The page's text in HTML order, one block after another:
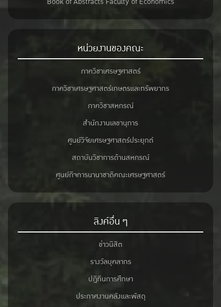
หน่วยงานของคณะ
ภาควิชาเศรษฐศาสตร์
ภาควิชาเศรษฐศาสตร์เกษตรและทรัพยากร
ภาควิชาสหกรณ์
สำนักงานเลขานุการ
ศูนย์วิจัยเศรษฐศาสตร์ประยุกต์
สถาบันวิชาการด้านสหกรณ์
ศูนย์กิจการนานาชาติคณะเศรษฐศาสตร์
ลิงค์อื่น ๆ
ข่าวนิสิต
รางวัลบุคลากร
ปฎิทินการศึกษา
ประกาศงานคลังและพัสดุ